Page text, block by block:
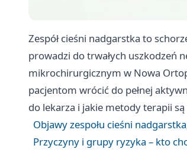
Zespół cieśni nadgarstka to
prowadzi do trwałych uszkodzeń
mikrochirurgicznym w Nowa
pacjentom wrócić do pełnej
do lekarza i jakie metody terapii
Objawy zespołu cieśni
Przyczyny i grupy ryzyka – kto